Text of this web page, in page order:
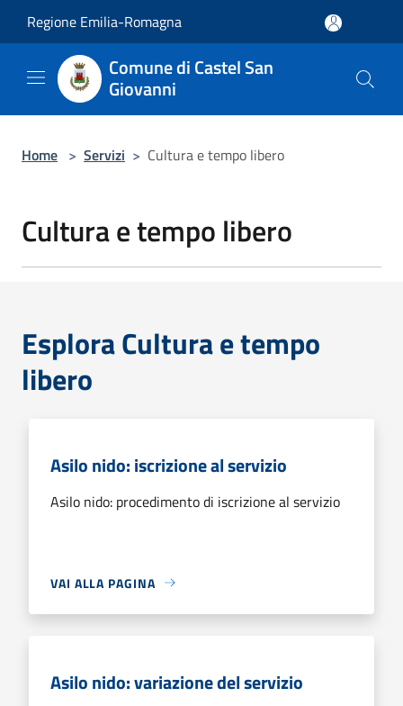
Regione Emilia-Romagna
Comune di Castel San
Giovanni
Home > Servizi > Cultura e tempo libero
Cultura e tempo libero
Esplora Cultura e tempo
libero
Asilo nido: iscrizione al servizio
Asilo nido: procedimento di iscrizione al servizio
VAI ALLA PAGINA
Asilo nido: variazione del servizio